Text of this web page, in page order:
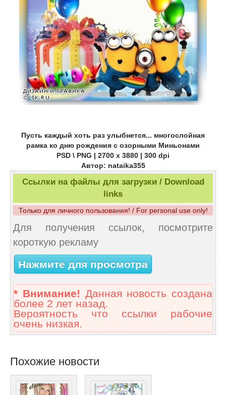
Пусть каждый хоть раз улыбнется... многослойная
рамка ко дню рождения с озорными Миньонами
PSD \ PNG | 2700 x 3880 | 300 dpi
Автор: nataika355
Ссылки на файлы для загрузки / Download
links
Только для личного пользования! / For personal use only!
Для получения ссылок, посмотрите
короткую рекламу
Нажмите для просмотра
* Внимание! Данная новость создана
более 2 лет назад.
Вероятность что ссылки рабочие
очень низкая.
Похожие новости